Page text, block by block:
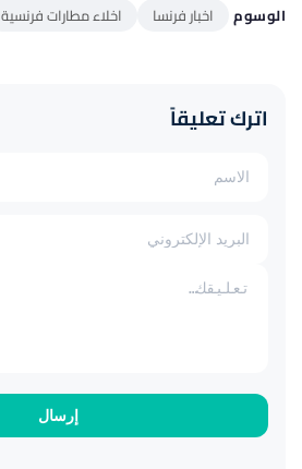
الوسوم اخبار فرنسا اخلاء مطارات فرنسية
اترك تعليقاً
إرسال